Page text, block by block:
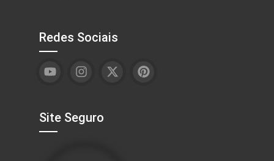
Redes Sociais
Site Seguro